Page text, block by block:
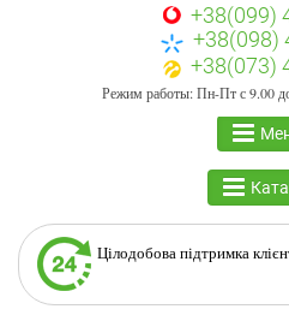
+38(099)
+38(098)
+38(073)
Режим работы: Пн-Пт с 9.00
Цілодобова підтримка